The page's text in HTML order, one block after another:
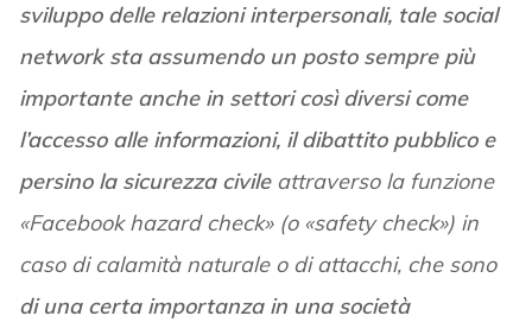
sviluppo delle relazioni interpersonali, tale social
network sta assumendo un posto sempre più
importante anche in settori così diversi come
l’accesso alle informazioni, il dibattito pubblico e
persino la sicurezza civileattraverso la funzione
«Facebook hazard check» (o «safety check») in
caso di calamità naturale o di attacchi, che sono
di una certa importanza in una società